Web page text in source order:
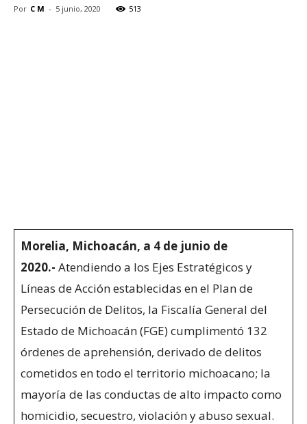
Por C M - 5 junio, 2020 513
Morelia, Michoacán, a 4 de junio de
2020.- Atendiendo a los Ejes Estratégicos y
Líneas de Acción establecidas en el Plan de
Persecución de Delitos, la Fiscalía General del
Estado de Michoacán (FGE) cumplimentó 132
órdenes de aprehensión, derivado de delitos
cometidos en todo el territorio michoacano; la
mayoría de las conductas de alto impacto como
homicidio, secuestro, violación y abuso sexual.